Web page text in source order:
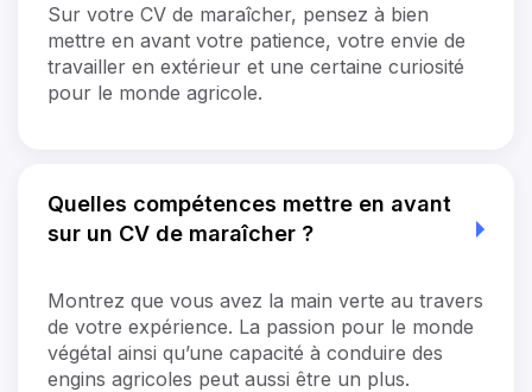
Sur votre CV de maraîcher, pensez à bien
mettre en avant votre patience, votre envie de
travailler en extérieur et une certaine curiosité
pour le monde agricole.
Quelles compétences mettre en avant
sur un CV de maraîcher ?
Montrez que vous avez la main verte au travers
de votre expérience. La passion pour le monde
végétal ainsi qu’une capacité à conduire des
engins agricoles peut aussi être un plus.